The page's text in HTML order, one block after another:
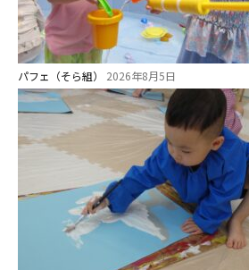
パフェ（そら組） 2026年8月5日
預かり保育［ヒラソル ]
美⽊多チコス
美⽊多チコスについて
美⽊多チコスブログ
未就園児クラス
0歳親子登園［マカロンクラス ]
1歳・2歳親子登園［マリポサクラ